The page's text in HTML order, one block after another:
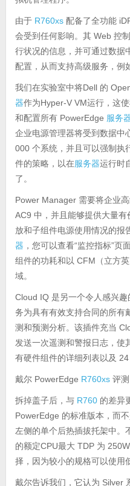
由于 R760xs配备了全功能
会受到任何影响。其 Web 控
行状况的信息，并可通过数据
配置，从而支持高级服务，例
我们在实验室中将Dell 的
器作为Hyper-V VM运行，这
和配置所有 PowerEdge 服务
企业电源管理器将受到数据中
000 个系统，并且可以强制执
件的策略，以在服务器运行时
了。
Power Manager 需要将企业
AC9 中，并且能够提供大量
放和子组件电源使用情况的报
器 ，您可以查看“监控指标”
组件的功耗和以 CFM（立方
域。
Cloud IQ 是另一个令人感兴
务为具有有效支持合同的所有
测和预测分析。该插件充当
发送一次遥测和警报日志，使
有硬件组件的详细列表以及 24
戴尔 PowerEdge R760xs评测
拆掉盖子后，与 R760的差异
PowerEdge 的标准版本，而
左侧的单个后热插拔托架中。
的额定CPU最大 TDP 为
择，因为较小的规格可以使用
戴尔告诉我们，它认为 Silver